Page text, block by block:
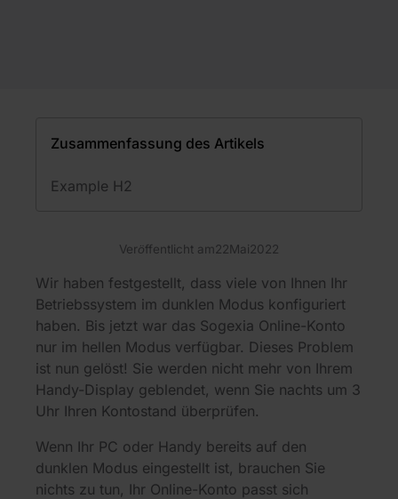
Zusammenfassung des Artikels
Example H2
Veröffentlicht am22Mai2022
Wir haben festgestellt, dass viele von Ihnen Ihr
Betriebssystem im dunklen Modus konfiguriert
haben. Bis jetzt war das Sogexia Online-Konto
nur im hellen Modus verfügbar. Dieses Problem
ist nun gelöst! Sie werden nicht mehr von Ihrem
Handy-Display geblendet, wenn Sie nachts um 3
Uhr Ihren Kontostand überprüfen.
Wenn Ihr PC oder Handy bereits auf den
dunklen Modus eingestellt ist, brauchen Sie
nichts zu tun, Ihr Online-Konto passt sich